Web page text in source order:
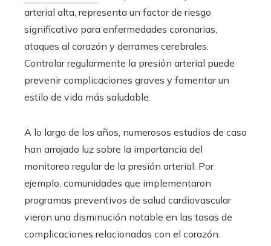
arterial alta, representa un factor de riesgo
significativo para enfermedades coronarias,
ataques al corazón y derrames cerebrales.
Controlar regularmente la presión arterial puede
prevenir complicaciones graves y fomentar un
estilo de vida más saludable.
A lo largo de los años, numerosos estudios de caso
han arrojado luz sobre la importancia del
monitoreo regular de la presión arterial. Por
ejemplo, comunidades que implementaron
programas preventivos de salud cardiovascular
vieron una disminución notable en las tasas de
complicaciones relacionadas con el corazón.